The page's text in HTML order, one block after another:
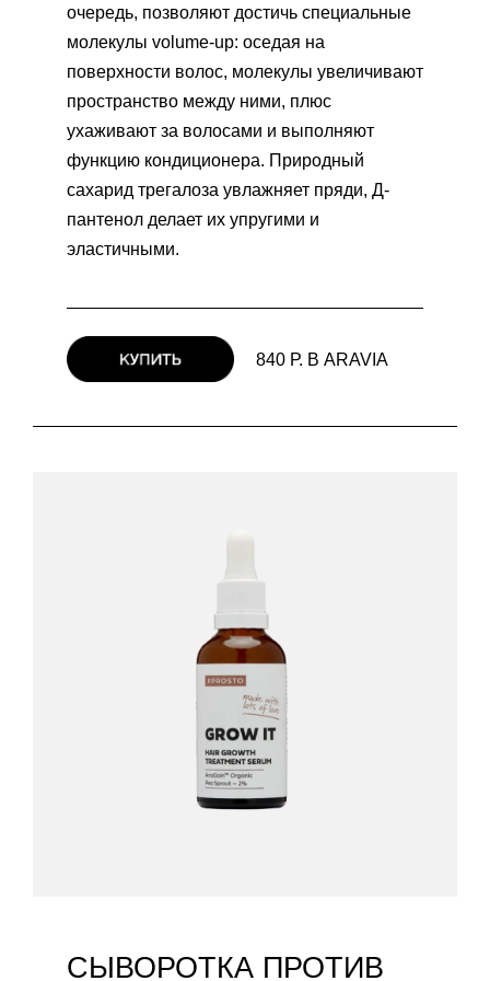
очередь, позволяют достичь специальные
молекулы volume-up: оседая на
поверхности волос, молекулы увеличивают
пространство между ними, плюс
ухаживают за волосами и выполняют
функцию кондиционера. Природный
сахарид трегалоза увлажняет пряди, Д-
пантенол делает их упругими и
эластичными.
840 Р. В ARAVIA
СЫВОРОТКА ПРОТИВ